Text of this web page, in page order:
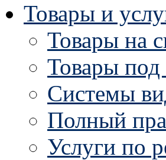
Товары и
Товары на
Товары под
Системы
Полный
Услуги по